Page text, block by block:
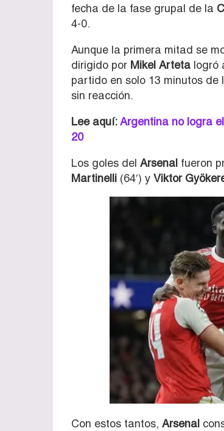
fecha de la fase grupal de la
4-0.
Aunque la primera mitad se
dirigido por Mikel Arteta logró
partido en solo 13 minutos
sin reacción.
Lee aquí:Argentina no logra
20
Los goles del Arsenal fueron
Martinelli (64′) y Viktor
Con estos tantos, Arsenal